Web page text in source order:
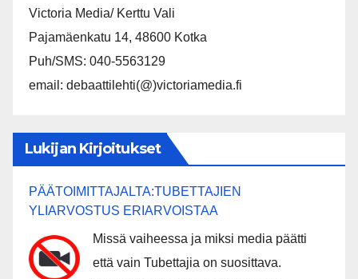
Victoria Media/ Kerttu Vali
Pajamäenkatu 14, 48600 Kotka
Puh/SMS: 040-5563129
email: debaattilehti(@)victoriamedia.fi
Lukijan Kirjoitukset
PÄÄTOIMITTAJALTA:TUBETTAJIEN
YLIARVOSTUS ERIARVOISTAA
Missä vaiheessa ja miksi media päätti
että vain Tubettajia on suosittava.